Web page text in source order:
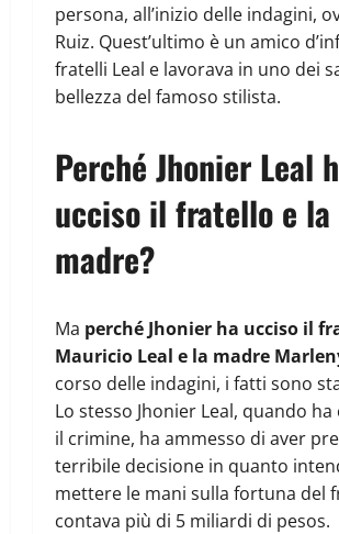
persona, all’inizio delle indagini,
Ruiz. Quest’ultimo è un amico
fratelli Leal e lavorava in uno dei
bellezza del famoso stilista.
Perché Jhonier Leal
ucciso il fratello e la
madre?
Ma perché Jhonier ha ucciso il
Mauricio Leal e la madre
corso delle indagini, i fatti sono
Lo stesso Jhonier Leal, quando
il crimine, ha ammesso di aver
terribile decisione in quanto
mettere le mani sulla fortuna del
contava più di 5 miliardi di pesos.